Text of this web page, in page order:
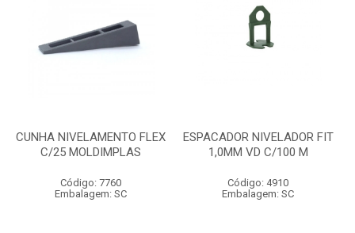
CUNHA NIVELAMENTO FLEX
C/25 MOLDIMPLAS
Código: 7760
Embalagem: SC
ESPACADOR NIVELADOR FIT
1,0MM VD C/100 M
Código: 4910
Embalagem: SC